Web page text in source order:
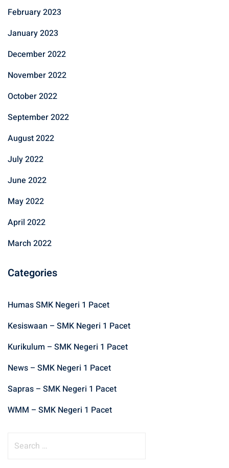
February 2023
January 2023
December 2022
November 2022
October 2022
September 2022
August 2022
July 2022
June 2022
May 2022
April 2022
March 2022
Categories
Humas SMK Negeri 1 Pacet
Kesiswaan – SMK Negeri 1 Pacet
Kurikulum – SMK Negeri 1 Pacet
News – SMK Negeri 1 Pacet
Sapras – SMK Negeri 1 Pacet
WMM – SMK Negeri 1 Pacet